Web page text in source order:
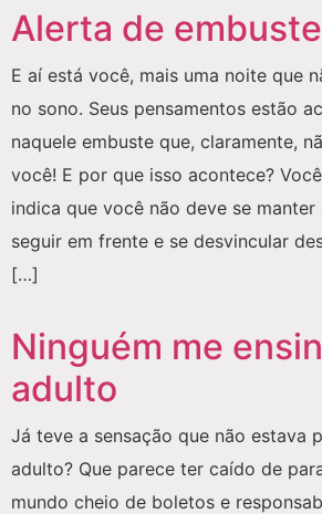
Alerta de
E aí está você, mais uma noite que
no sono. Seus pensamentos estão
naquele embuste que, claramente,
você! E por que isso acontece?
indica que você não deve se manter
seguir em frente e se desvincular
[…]
Ninguém me
adulto
Já teve a sensação que não estava
adulto? Que parece ter caído de
mundo cheio de boletos e